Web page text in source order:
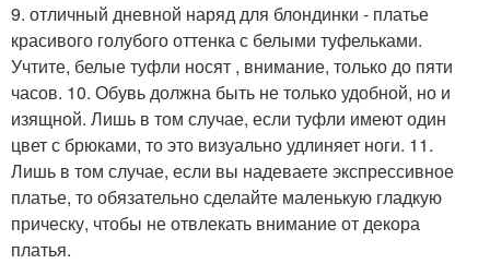
9. отличный дневной наряд для блондинки - платье
красивого голубого оттенка с белыми туфельками.
Учтите, белые туфли носят , внимание, только до пяти
часов. 10. Обувь должна быть не только удобной, но и
изящной. Лишь в том случае, если туфли имеют один
цвет с брюками, то это визуально удлиняет ноги. 11.
Лишь в том случае, если вы надеваете экспрессивное
платье, то обязательно сделайте маленькую гладкую
прическу, чтобы не отвлекать внимание от декора
платья.